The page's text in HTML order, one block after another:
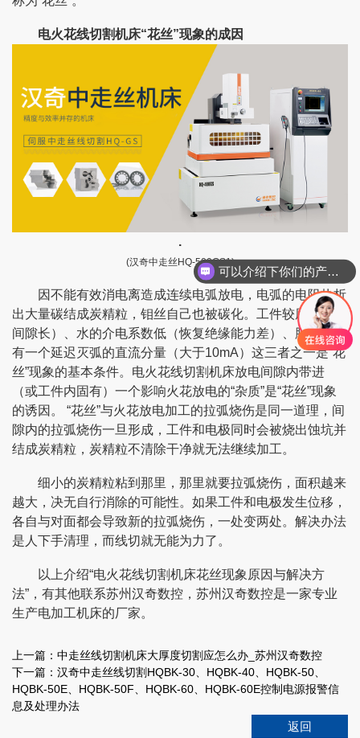
电火花线切割机床“花丝”现象的成因
.
(汉奇中走丝HQ-500GS1)
因不能有效消电离造成连续电弧放电，电弧的电阻热析
出大量碳结成炭精粒，钼丝自己也被碳化。工件较厚（放电
间隙长）、水的介电系数低（恢复绝缘能力差）、脉冲源带
有一个延迟灭弧的直流分量（大于10mA）这三者之一是“花
丝”现象的基本条件。电火花线切割机床放电间隙内带进
（或工件内固有）一个影响火花放电的“杂质”是“花丝”现象
的诱因。 “花丝”与火花放电加工的拉弧烧伤是同一道理，间
隙内的拉弧烧伤一旦形成，工件和电极同时会被烧出蚀坑并
结成炭精粒，炭精粒不清除干净就无法继续加工。
细小的炭精粒粘到那里，那里就要拉弧烧伤，面积越来
越大，决无自行消除的可能性。如果工件和电极发生位移，
各自与对面都会导致新的拉弧烧伤，一处变两处。解决办法
是人下手清理，而线切就无能为力了。
以上介绍“电火花线切割机床花丝现象原因与解决方
法”，有其他联系苏州汉奇数控，苏州汉奇数控是一家专业
生产电加工机床的厂家。
上一篇： 中走丝线切割机床大厚度切割应怎么办_苏州汉奇数控
下一篇： 汉奇中走丝线切割HQBK-30、HQBK-40、HQBK-50、
HQBK-50E、HQBK-50F、HQBK-60、HQBK-60E控制电源报警信
息及处理办法
返回
可以介绍下你们的产品么？